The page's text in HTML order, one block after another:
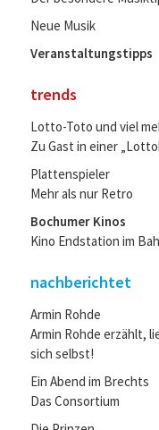
Neue Musik
Veranstaltungstipps
trends
Lotto-Toto und viel
Zu Gast in einer
Plattenspieler
Mehr als nur Retro
Bochumer Kinos
Kino Endstation im
nachberichtet
Armin Rohde
Armin Rohde erzählt,
sich selbst!
Ein Abend im Brechts
Das Consortium